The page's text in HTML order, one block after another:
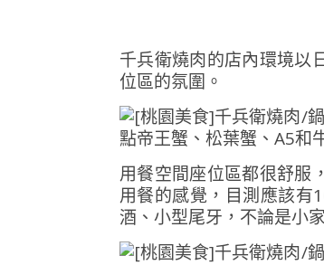
千兵衛燒肉的店內環境以
位區的氛圍。
用餐空間座位區都很舒服
用餐的感覺，目測應該有
酒、小型尾牙，不論是小